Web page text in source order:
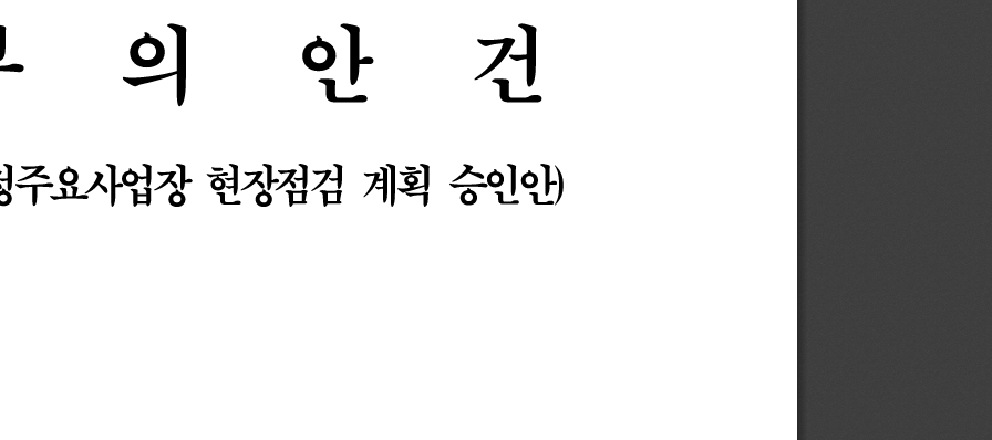
의 안 건
주요사업장 현장점검 계획 승인안)